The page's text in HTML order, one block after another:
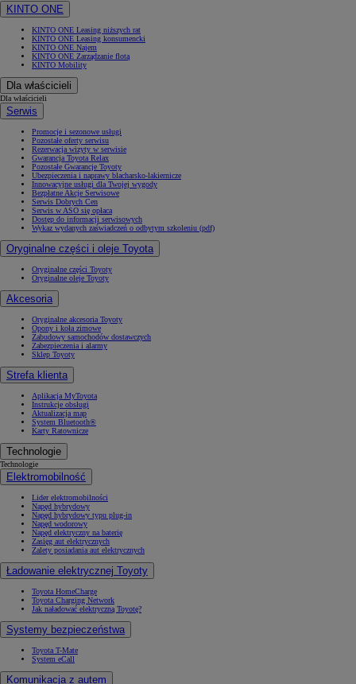
KINTO ONE
KINTO ONE Leasing niższych rat
KINTO ONE Leasing konsumencki
KINTO ONE Najem
KINTO ONE Zarządzanie flotą
KINTO Mobility
Dla właścicieli
Dla właścicieli
Serwis
Promocje i sezonowe usługi
Pozostałe oferty serwisu
Rezerwacja wizyty w serwisie
Gwarancja Toyota Relax
Pozostałe Gwarancje Toyoty
Ubezpieczenia i naprawy blacharsko-lakiernicze
Innowacyjne usługi dla Twojej wygody
Bezpłatne Akcje Serwisowe
Serwis Dobrych Cen
Serwis w ASO się opłaca
Dostęp do informacji serwisowych
Wykaz wydanych zaświadczeń o odbytym szkoleniu (pdf)
Oryginalne części i oleje Toyota
Oryginalne części Toyoty
Oryginalne oleje Toyoty
Akcesoria
Oryginalne akcesoria Toyoty
Opony i koła zimowe
Zabudowy samochodów dostawczych
Zabezpieczenia i alarmy
Sklep Toyoty
Strefa klienta
Aplikacja MyToyota
Instrukcje obsługi
Aktualizacja map
System Bluetooth®
Karty Ratownicze
Technologie
Technologie
Elektromobilność
Lider elektromobilności
Napęd hybrydowy
Napęd hybrydowy typu plug-in
Napęd wodorowy
Napęd elektryczny na baterię
Zasięg aut elektrycznych
Zalety posiadania aut elektrycznych
Ładowanie elektrycznej Toyoty
Toyota HomeCharge
Toyota Charging Network
Jak naładować elektryczną Toyotę?
Systemy bezpieczeństwa
Toyota T-Mate
System eCall
Komunikacja z autem